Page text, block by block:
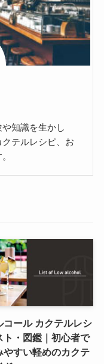
知識を生かし
テルレシピ、お
コール カクテルレシ
ト・図鑑｜初心者で
やすい軽めのカクテ